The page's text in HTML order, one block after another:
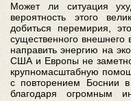
Может ли ситуация
вероятность этого
добиться перемирия,
существенного
направить энергию на
США и Европы не заметно
крупномасштабную
с повторением Боснии
благодаря огромным